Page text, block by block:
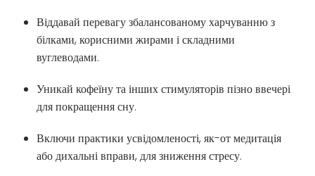
Віддавай перевагу збалансованому харчуванню з
білками, корисними жирами і складними
вуглеводами.
Уникай кофеїну та інших стимуляторів пізно ввечері
для покращення сну.
Включи практики усвідомленості, як-от медитація
або дихальні вправи, для зниження стресу.